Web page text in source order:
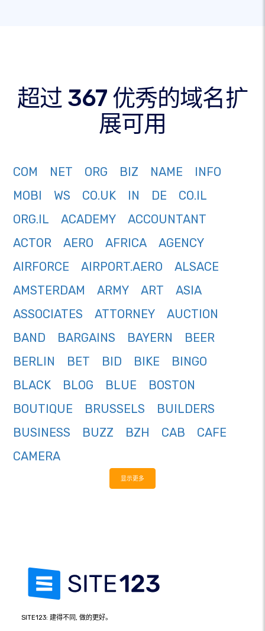
超过 367 优秀的域名扩
展可用
COM NET ORG BIZ NAME
INFO
MOBI
WS CO.UK IN DE
CO.IL
ORG.IL
ACADEMY
ACCOUNTANT
ACTOR
AERO AFRICA
AGENCY
AIRFORCE
AIRPORT.AERO
ALSACE
AMSTERDAM
ARMY ART
ASIA
ASSOCIATES
ATTORNEY
AUCTION
BAND
BARGAINS BAYERN
BEER
BERLIN
BET BID BIKE
BINGO
BLACK
BLOG BLUE
BOSTON
BOUTIQUE
BRUSSELS
BUILDERS
BUSINESS
BUZZ BZH CAB
CAFE
CAMERA
显示更多
SITE123: 建得不同, 做的更好。